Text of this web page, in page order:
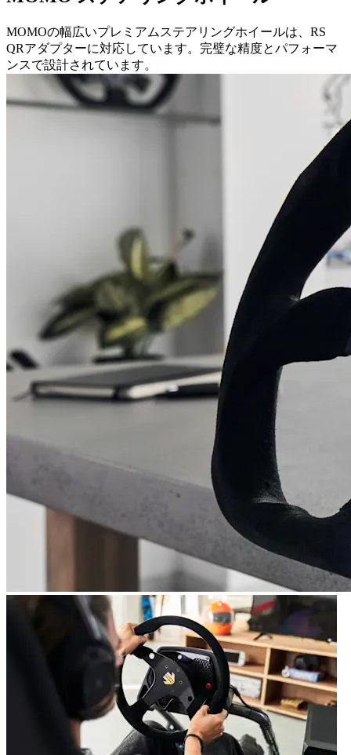
MOMOの幅広いプレミアムステアリングホイールは、RS
QRアダプターに対応しています。完璧な精度とパフォーマ
ンスで設計されています。